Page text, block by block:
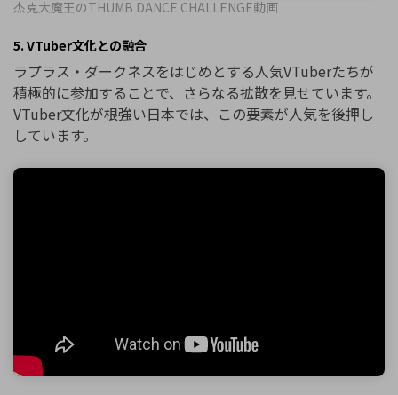
杰克大魔王のTHUMB DANCE CHALLENGE動画
5. VTuber文化との融合
ラプラス・ダークネスをはじめとする人気VTuberたちが
積極的に参加することで、さらなる拡散を見せています。
VTuber文化が根強い日本では、この要素が人気を後押し
しています。